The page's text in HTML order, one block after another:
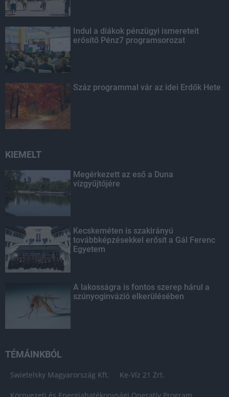
Indul a diákok pénzügyi ismereteit
erősítő Pénz7 programsorozat
Száz programmal vár az idei Erdők Hete
KIEMELT
Megérkezett az eső a Duna
vízgyűjtőjére
Kecskeméten is szakirányú
továbbképzésekkel erősít a Gál Ferenc
Egyetem
A lakosságra is fontos szerep hárul a
szúnyoginvázió elkerülésében
TÉMÁINKBÓL
Swietelsky Magyarország Kft. Ke-Víz 21 Zrt.
Környezeti és Energiahatékonysági Operatív Program